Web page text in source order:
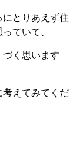
とりあえず住
ていて、
く思います
考えてみてくだ